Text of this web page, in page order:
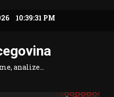
10:39:32 PM
analize…